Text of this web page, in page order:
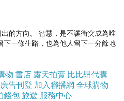
號！話說又到要去幫百貨
，呵～ PS.外套上沒那
套的宣傳照。
的網友學
的方向。 智慧，是不讓衝突成為唯
下一條生路，也為他人留下一分餘地
物 書店 露天拍賣 比比昂代購
廣告刊登 加入聯播網 全球購物
錢包 旅遊 服務中心